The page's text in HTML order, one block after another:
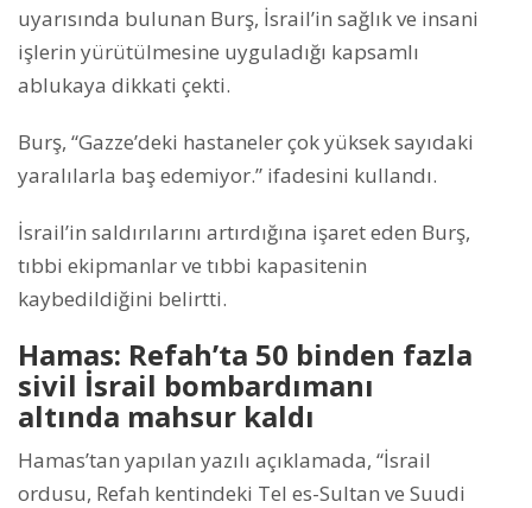
uyarısında bulunan Burş, İsrail’in sağlık ve insani
işlerin yürütülmesine uyguladığı kapsamlı
ablukaya dikkati çekti.
Burş, “Gazze’deki hastaneler çok yüksek sayıdaki
yaralılarla baş edemiyor.” ifadesini kullandı.
İsrail’in saldırılarını artırdığına işaret eden Burş,
tıbbi ekipmanlar ve tıbbi kapasitenin
kaybedildiğini belirtti.
Hamas: Refah’ta 50 binden fazla
sivil İsrail bombardımanı
altında mahsur kaldı
Hamas’tan yapılan yazılı açıklamada, “İsrail
ordusu, Refah kentindeki Tel es-Sultan ve Suudi